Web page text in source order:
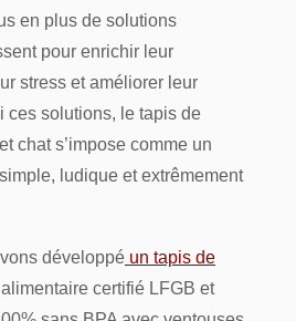
en plus de solutions
pour enrichir leur
stress et améliorer leur
ces solutions, le tapis de
chat s’impose comme un
ludique et extrêmement
développé un tapis de
certifié LFGB et